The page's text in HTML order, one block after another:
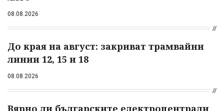
08.08.2026
До края на август: закриват трамвайни
линии 12, 15 и 18
08.08.2026
Вярно ли българските електроцентрали